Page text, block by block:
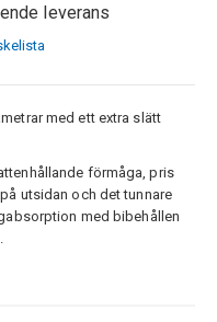
leverans
med ett extra slätt
förmåga, pris
utsidan och det tunnare
med bibehållen